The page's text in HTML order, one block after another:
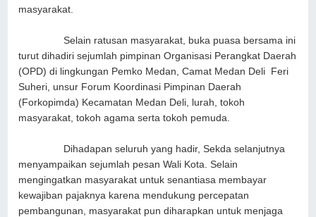
masyarakat.
Selain ratusan masyarakat, buka puasa bersama ini
turut dihadiri sejumlah pimpinan Organisasi Perangkat Daerah
(OPD) di lingkungan Pemko Medan, Camat Medan Deli Feri
Suheri, unsur Forum Koordinasi Pimpinan Daerah
(Forkopimda) Kecamatan Medan Deli, lurah, tokoh
masyarakat, tokoh agama serta tokoh pemuda.
Dihadapan seluruh yang hadir, Sekda selanjutnya
menyampaikan sejumlah pesan Wali Kota. Selain
mengingatkan masyarakat untuk senantiasa membayar
kewajiban pajaknya karena mendukung percepatan
pembangunan, masyarakat pun diharapkan untuk menjaga